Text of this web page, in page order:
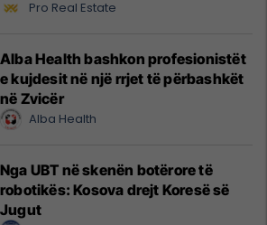
Pro Real Estate
Alba Health bashkon profesionistët
e kujdesit në një rrjet të përbashkët
në Zvicër
Alba Health
Nga UBT në skenën botërore të
robotikës: Kosova drejt Koresë së
Jugut